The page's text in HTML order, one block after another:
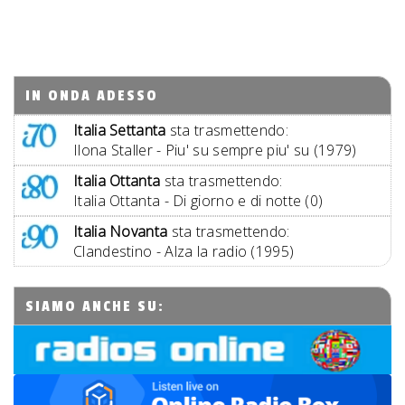
IN ONDA ADESSO
Italia Settanta sta trasmettendo:
Ilona Staller - Piu' su sempre piu' su (1979)
Italia Ottanta sta trasmettendo:
Italia Ottanta - Di giorno e di notte (0)
Italia Novanta sta trasmettendo:
Clandestino - Alza la radio (1995)
SIAMO ANCHE SU: